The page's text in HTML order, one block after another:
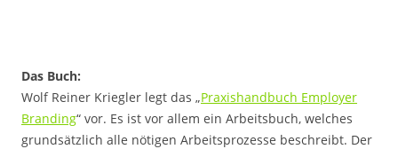
Das Buch:
Wolf Reiner Kriegler legt das „Praxishandbuch Employer
Branding“ vor. Es ist vor allem ein Arbeitsbuch, welches
grundsätzlich alle nötigen Arbeitsprozesse beschreibt. Der